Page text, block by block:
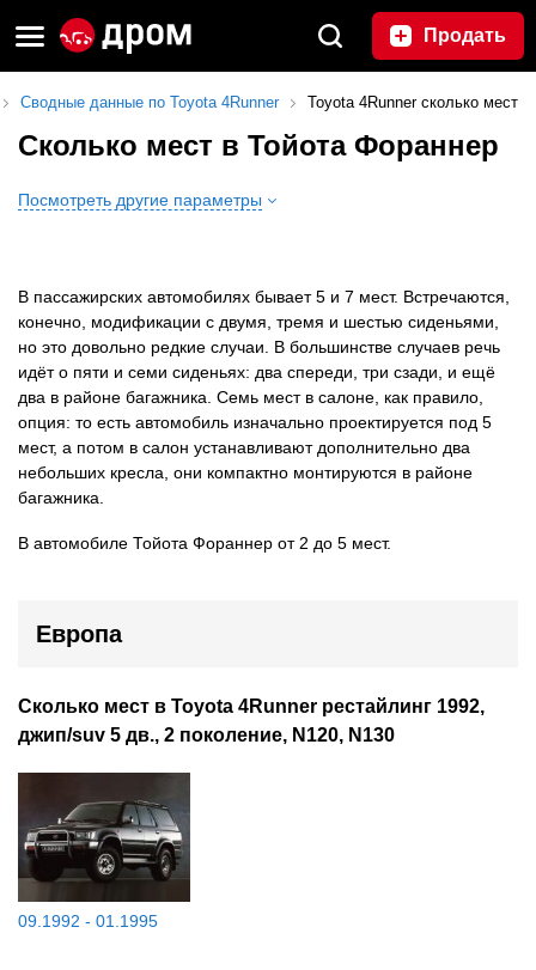
Продать
Сводные данные по Toyota 4Runner Toyota 4Runner сколько мест
Сколько мест в Тойота Фораннер
Посмотреть другие параметры
В пассажирских автомобилях бывает 5 и 7 мест. Встречаются,
конечно, модификации с двумя, тремя и шестью сиденьями,
но это довольно редкие случаи. В большинстве случаев речь
идёт о пяти и семи сиденьях: два спереди, три сзади, и ещё
два в районе багажника. Семь мест в салоне, как правило,
опция: то есть автомобиль изначально проектируется под 5
мест, а потом в салон устанавливают дополнительно два
небольших кресла, они компактно монтируются в районе
багажника.
В автомобиле Тойота Фораннер от 2 до 5 мест.
Европа
Сколько мест в Toyota 4Runner рестайлинг 1992,
джип/suv 5 дв., 2 поколение, N120, N130
09.1992 - 01.1995